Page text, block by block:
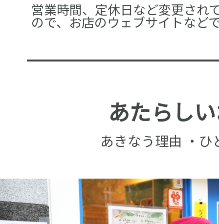
営業時間、定休日など変更され
ので、お店のウェブサイトなど
あたらし
あきなう理由 ・ひ